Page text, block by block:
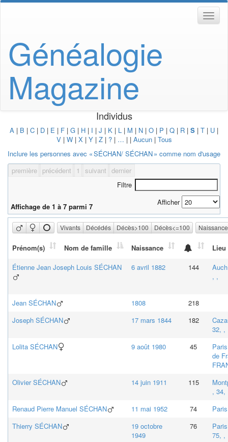
Généalogie
Magazine
Individus
A | B | C | D | E | F | G | H | I | J | K | L | M | N | O | P | Q | R | S | T | U |
V| W| X| Y| Z| ?| … | | Aucun| Tous
Inclure les personnes avec «SÉCHAN/ SÉCHAN» comme nom d'usage
première précédent 1 suivant
dernier
Filtre
Affichage de 1 à 7 parmi 7 Afficher
Vivants Décédés Décès>100 Décès<=100
Prénom(s) Nom de famille Naissance Lieu
Étienne Jean Joseph Louis SÉCHAN 6 avril 1882 144
, ,
Jean SÉCHAN 1808
218
Joseph SÉCHAN 17 mars 1844 182
32, ,
Lolita SÉCHAN 9 août 1980 45
de
OlivierSÉCHAN 14 juin 1911 115
, 34,
Renaud Pierre Manuel SÉCHAN 11 mai 1952 74
Thierry SÉCHAN
19 octobre
1949
76
75, ,